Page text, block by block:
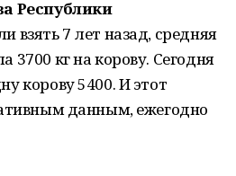
Республики
взять 7 лет назад, средняя
3700 кг на корову. Сегодня
корову 5400. И этот
данным, ежегодно